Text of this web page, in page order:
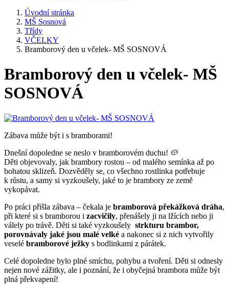
Úvodní stránka
MŠ Sosnová
Třídy
VČELKY
Bramborový den u včelek- MŠ SOSNOVÁ
Bramborový den u včelek- MŠ
SOSNOVÁ
Zábava může být i s bramborami!
Dnešní dopoledne se neslo v bramborovém duchu! 🥔
Děti objevovaly, jak brambory rostou – od malého semínka až po
bohatou sklizeň. Dozvěděly se, co všechno rostlinka potřebuje
k růstu, a samy si vyzkoušely, jaké to je brambory ze země
vykopávat.
Po práci přišla zábava – čekala je bramborová překážková dráha,
při které si s bramborou i zacvičily, přenášely ji na lžících nebo ji
válely po trávě. Děti si také vyzkoušely strkturu brambor,
porovnávaly jaké jsou malé velké a nakonec si z nich vytvořily
veselé bramborové ježky s bodlinkami z párátek.
Celé dopoledne bylo plné smíchu, pohybu a tvoření. Děti si odnesly
nejen nové zážitky, ale i poznání, že i obyčejná brambora může být
plná překvapení!